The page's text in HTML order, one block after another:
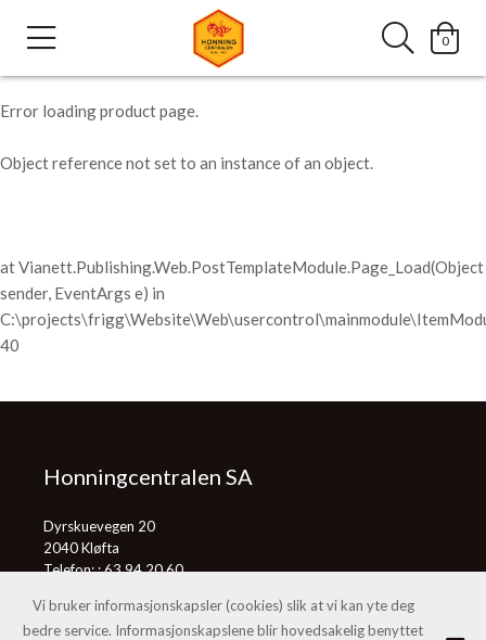
0
Error loading product page.
Object reference not set to an instance of an object.
at Vianett.Publishing.Web.PostTemplateModule.Page_Load(Object
sender, EventArgs e) in
40
Honningcentralen SA
Dyrskuevegen 20
2040 Kløfta
Telefon: :63 94 20 60
Vi bruker informasjonskapsler (cookies) slik at vi kan yte deg
bedre service. Informasjonskapslene blir hovedsakelig benyttet